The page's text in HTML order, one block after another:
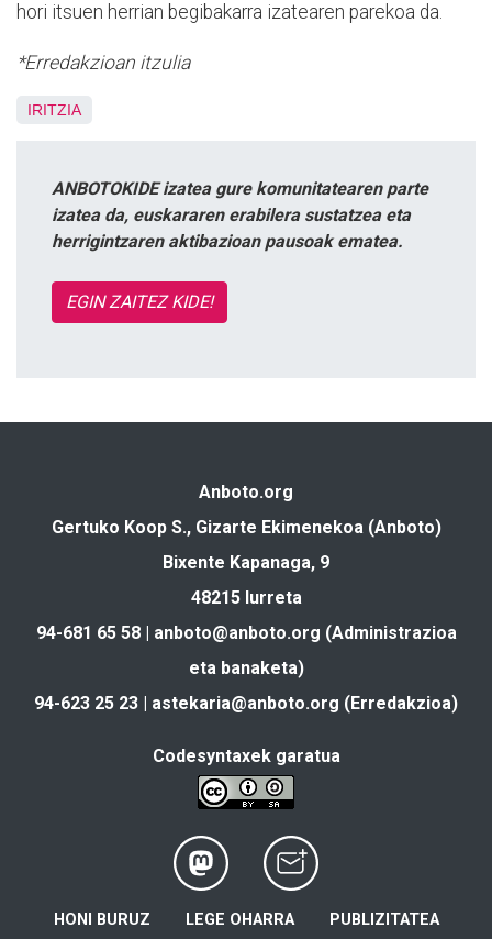
hori itsuen herrian begibakarra izatearen parekoa da.
*Erredakzioan itzulia
IRITZIA
ANBOTOKIDE izatea gure komunitatearen parte
izatea da, euskararen erabilera sustatzea eta
herrigintzaren aktibazioan pausoak ematea.
EGIN ZAITEZ KIDE!
Anboto.org
Gertuko Koop S., Gizarte Ekimenekoa (Anboto)
Bixente Kapanaga, 9
48215 Iurreta
94-681 65 58 | anboto@anboto.org (Administrazioa
eta banaketa)
94-623 25 23 | astekaria@anboto.org (Erredakzioa)
Codesyntaxek garatua
HONI BURUZ LEGE OHARRA PUBLIZITATEA